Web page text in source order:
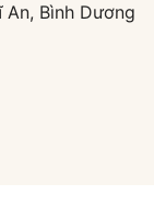
An, Bình Dương